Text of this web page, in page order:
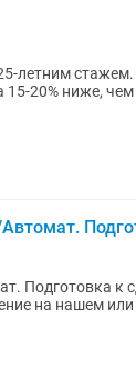
летним
20% ниже,
Подготовка к
на нашем